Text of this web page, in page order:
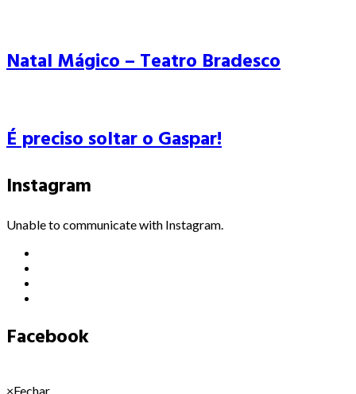
Natal Mágico – Teatro Bradesco
É preciso soltar o Gaspar!
Instagram
Unable to communicate with Instagram.
Facebook
×Fechar